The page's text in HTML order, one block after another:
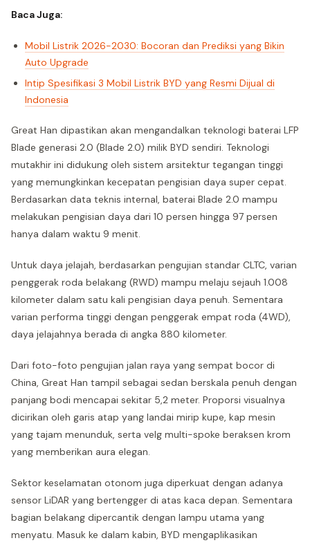
Baca Juga:
Mobil Listrik 2026-2030: Bocoran dan Prediksi yang Bikin
Auto Upgrade
Intip Spesifikasi 3 Mobil Listrik BYD yang Resmi Dijual di
Indonesia
Great Han dipastikan akan mengandalkan teknologi baterai LFP
Blade generasi 2.0 (Blade 2.0) milik BYD sendiri. Teknologi
mutakhir ini didukung oleh sistem arsitektur tegangan tinggi
yang memungkinkan kecepatan pengisian daya super cepat.
Berdasarkan data teknis internal, baterai Blade 2.0 mampu
melakukan pengisian daya dari 10 persen hingga 97 persen
hanya dalam waktu 9 menit.
Untuk daya jelajah, berdasarkan pengujian standar CLTC, varian
penggerak roda belakang (RWD) mampu melaju sejauh 1.008
kilometer dalam satu kali pengisian daya penuh. Sementara
varian performa tinggi dengan penggerak empat roda (4WD),
daya jelajahnya berada di angka 880 kilometer.
Dari foto-foto pengujian jalan raya yang sempat bocor di
China, Great Han tampil sebagai sedan berskala penuh dengan
panjang bodi mencapai sekitar 5,2 meter. Proporsi visualnya
dicirikan oleh garis atap yang landai mirip kupe, kap mesin
yang tajam menunduk, serta velg multi-spoke beraksen krom
yang memberikan aura elegan.
Sektor keselamatan otonom juga diperkuat dengan adanya
sensor LiDAR yang bertengger di atas kaca depan. Sementara
bagian belakang dipercantik dengan lampu utama yang
menyatu. Masuk ke dalam kabin, BYD mengaplikasikan